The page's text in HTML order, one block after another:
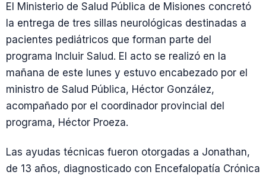
El Ministerio de Salud Pública de Misiones concretó
la entrega de tres sillas neurológicas destinadas a
pacientes pediátricos que forman parte del
programa Incluir Salud. El acto se realizó en la
mañana de este lunes y estuvo encabezado por el
ministro de Salud Pública, Héctor González,
acompañado por el coordinador provincial del
programa, Héctor Proeza.
Las ayudas técnicas fueron otorgadas a Jonathan,
de 13 años, diagnosticado con Encefalopatía Crónica